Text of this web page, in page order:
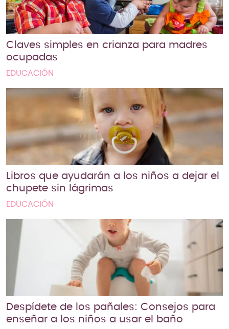
Claves simples en crianza para madres
ocupadas
EDUCACIÓN
Libros que ayudarán a los niños a dejar el
chupete sin lágrimas
EDUCACIÓN
Despídete de los pañales: Consejos para
enseñar a los niños a usar el baño